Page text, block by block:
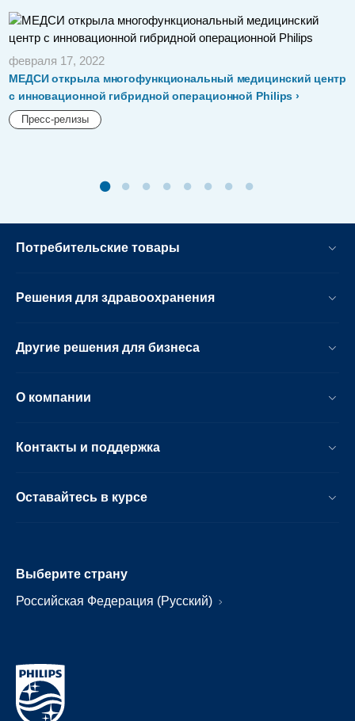
февраля 17, 2022
МЕДСИ открыла многофункциональный медицинский центр
с инновационной гибридной операционной Philips
Пресс-релизы
Потребительские товары
Решения для здравоохранения
Другие решения для бизнеса
О компании
Контакты и поддержка
Оставайтесь в курсе
Выберите страну
Российская Федерация (Русский)